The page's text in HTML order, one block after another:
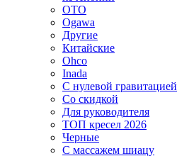
OTO
Ogawa
Другие
Китайские
Ohco
Inada
С нулевой гравитацией
Со скидкой
Для руководителя
ТОП кресел 2026
Черные
С массажем шиацу